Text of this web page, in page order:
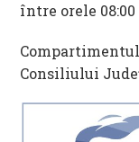
între orele 08:00
Consiliului